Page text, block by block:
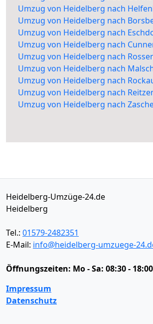
Umzug von Heidelberg nach
Umzug von Heidelberg nach
Umzug von Heidelberg nach
Umzug von Heidelberg nach
Umzug von Heidelberg nach
Umzug von Heidelberg nach
Umzug von Heidelberg nach
Umzug von Heidelberg nach
Umzug von Heidelberg nach
Heidelberg-Umzüge-24.de
Heidelberg
Tel.: 01579-2482351
E-Mail: info@heidelberg-umzuege-
Öffnungszeiten: Mo - Sa: 08:30 -
Impressum
Datenschutz